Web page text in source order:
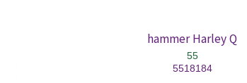
hammer Harley Q
55
5518184